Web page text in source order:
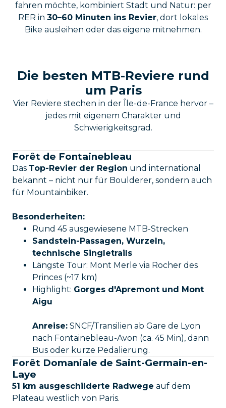
fahren möchte, kombiniert Stadt und Natur: per
RER in 30–60 Minuten ins Revier, dort lokales
Bike ausleihen oder das eigene mitnehmen.
Die besten MTB-Reviere rund
um Paris
Vier Reviere stechen in der Île-de-France hervor –
jedes mit eigenem Charakter und
Schwierigkeitsgrad.
Forêt de Fontainebleau
Das Top-Revier der Region und international
bekannt – nicht nur für Boulderer, sondern auch
für Mountainbiker.
Besonderheiten:
Rund 45 ausgewiesene MTB-Strecken
Sandstein-Passagen, Wurzeln,
technische Singletrails
Längste Tour: Mont Merle via Rocher des
Princes (~17 km)
Highlight: Gorges d'Apremont und Mont
Aigu
Anreise: SNCF/Transilien ab Gare de Lyon
nach Fontainebleau-Avon (ca. 45 Min), dann
Bus oder kurze Pedalierung.
Forêt Domaniale de Saint-Germain-en-
Laye
51 km ausgeschilderte Radwege auf dem
Plateau westlich von Paris.